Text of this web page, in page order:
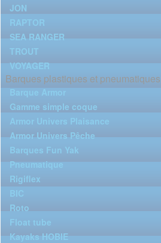
JON
RAPTOR
SEA RANGER
TROUT
VOYAGER
Barques plastiques et pneumatiques
Barque Armor
Gamme simple coque
Armor Univers Plaisance
Armor Univers Pêche
Barques Fun Yak
Pneumatique
Rigiflex
BIC
Roto
Float tube
Kayaks HOBIE